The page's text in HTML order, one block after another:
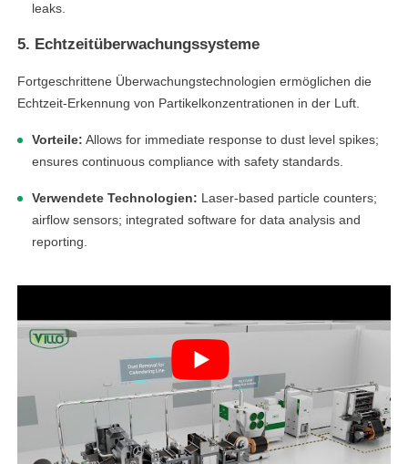
leaks.
5. Echtzeitüberwachungssysteme
Fortgeschrittene Überwachungstechnologien ermöglichen die
Echtzeit-Erkennung von Partikelkonzentrationen in der Luft.
Vorteile: Allows for immediate response to dust level spikes;
ensures continuous compliance with safety standards.
Verwendete Technologien: Laser-based particle counters;
airflow sensors; integrated software for data analysis and
reporting.